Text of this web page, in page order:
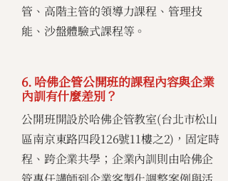
管、高階主管的領導力課程、管理技
能、沙盤體驗式課程等。
6. 哈佛企管公開班的課程內容與企業
內訓有什麼差別？
公開班開設於哈佛企管教室(台北市松山
區南京東路四段126號11樓之2)，固定時
程、跨企業共學；企業內訓則由哈佛企